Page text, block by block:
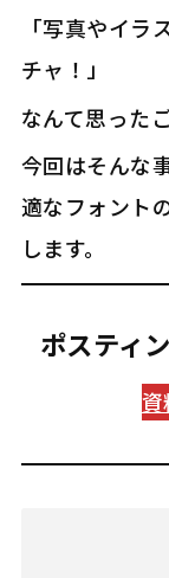
「写真やイ
チャ！」
なんて思った
今回はそんな
適なフォント
します。
ポスティ
資